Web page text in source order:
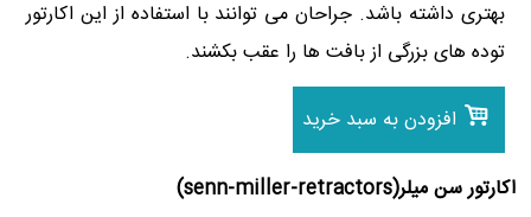
بهتری داشته باشد. جراحان می توانند با استفاده از این اکارتور
توده های بزرگی از بافت ها را عقب بکشند.
افزودن به سبد خرید
اکارتور سن میلر(senn-miller-retractors
)